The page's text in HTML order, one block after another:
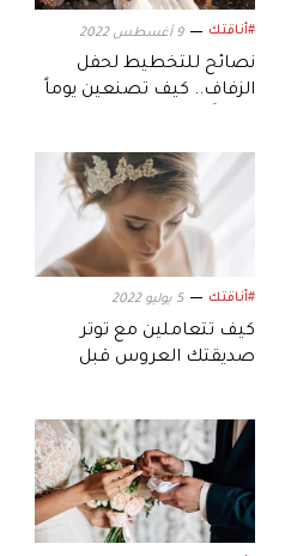
#أناقتك 9 أغسطس 2022
نصائح للتخطيط لحفل
الزفاف.. كيف تصنعين يوماً
#أناقتك 5 يوليو 2022
كيف تتعاملين مع توتر
صديقتك العروس قبل